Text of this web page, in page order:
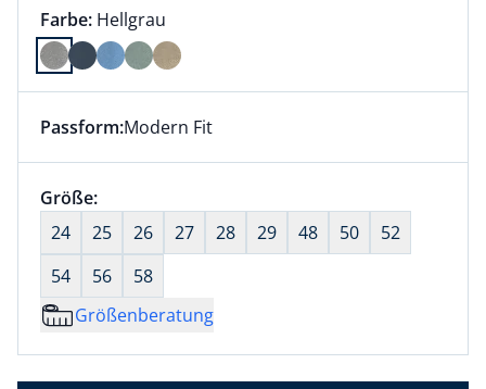
Farbauswahl:
Farbe: aktuell ausgewählt:
Hellgrau
Farbe Hellgrau ausgewählt
Dieser Artikel hat die Passform Modern Fit. für
Passform:Modern Fit
Größenauswahl:
Größe:nichts ausgewählt
24
25 26 27 28 29 48 50
52
54
56
58
Größenberatung